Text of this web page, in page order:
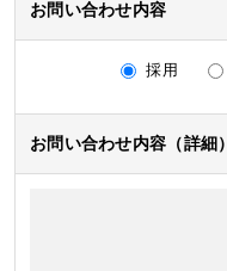
お問い合わせ内容
採用
お問い合わせ内容（詳細）